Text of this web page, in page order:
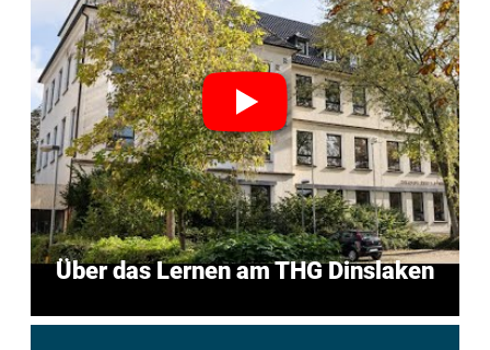
Über das Lernen am THG Dinslaken